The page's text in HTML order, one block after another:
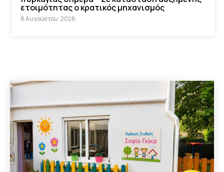
ετοιμότητας ο κρατικός μηχανισμός
6 Αυγούστου, 2026